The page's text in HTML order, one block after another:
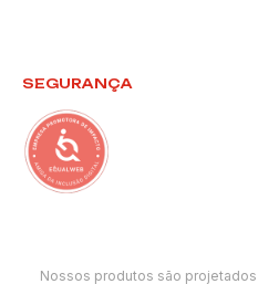
SEGURANÇA
Nossos produtos são